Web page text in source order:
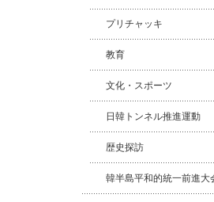
プリチャッキ
教育
文化・スポーツ
日韓トンネル推進運動
歴史探訪
韓半島平和的統一前進大